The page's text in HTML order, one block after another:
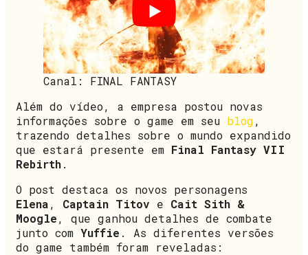
Canal: FINAL FANTASY
Além do vídeo, a empresa postou novas
informações sobre o game em seu blog,
trazendo detalhes sobre o mundo expandido
que estará presente em Final Fantasy VII
Rebirth.
O post destaca os novos personagens
Elena, Captain Titov e Cait Sith &
Moogle, que ganhou detalhes de combate
junto com Yuffie . As diferentes versões
do game também foram reveladas: